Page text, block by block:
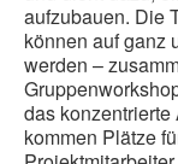
aufzubauen. Die
können auf ganz
werden –
das
kommen Plätze